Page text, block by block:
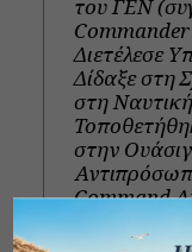
του ΓΕΝ
Διετέλεσε
Δίδαξε στη
στη
στην
Command
Πολεμικό
Ναυτικό σε